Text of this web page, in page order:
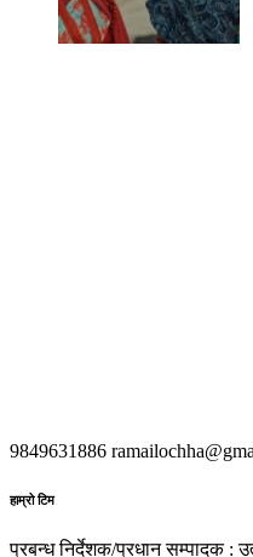
9849631886
हाम्रो टिम
प्रबन्ध निर्देशक/प्रधान सम्पादक :